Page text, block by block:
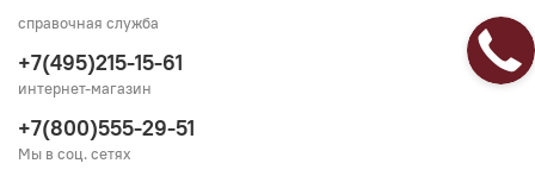
справочная служба
+7(495)215-15-61
интернет-магазин
+7(800)555-29-51
Мы в соц. сетях